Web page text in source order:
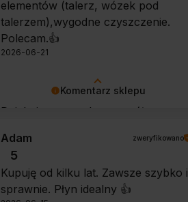
Komentarz sklepu
Dziękujemy za tak szczegółową
Pani wygodę obsługi i łatwość
utrzymania urządzenia w czystości.
To dla nas bardzo cenna informacja.
elementów (talerz, wózek pod
talerzem),wygodne czyszczenie.
Polecam.👍️
2026-06-21
Adam zweryfikowano
5
Kupuję od kilku lat. Zawsze szybko i
sprawnie. Płyn idealny 👍️